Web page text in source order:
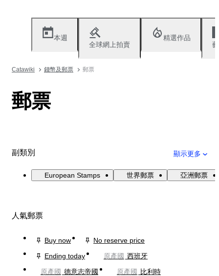
本週
全球網上拍賣
精選作品
Catawiki 錢幣及郵票 郵票
郵票
副類別 顯示更多
European Stamps 世界郵票 亞洲郵票
人氣郵票
Buy now
No reserve price
Ending today
原產國 西班牙
原產國 德意志帝國 原產國
比利時